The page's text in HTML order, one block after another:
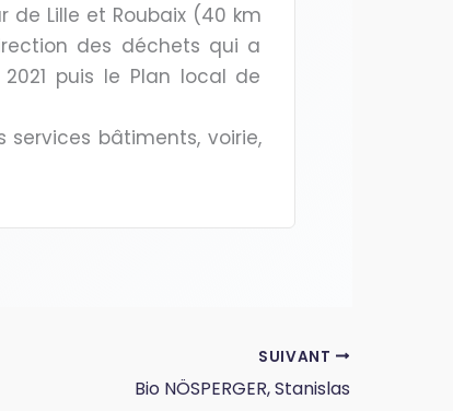
Lille et Roubaix (40 km
des déchets qui a
puis le Plan local de
services bâtiments, voirie,
SUIVANT
Bio NÖSPERGER, Stanislas